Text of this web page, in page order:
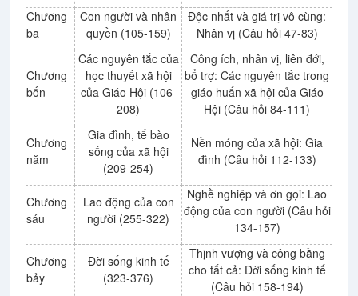
Chương
ba
Con người và nhân
quyền (105-159)
Độc nhất và giá trị vô cùng:
Nhân vị (Câu hỏi 47-83)
Chương
bốn
Các nguyên tắc của
học thuyết xã hội
của Giáo Hội (106-
208)
Công ích, nhân vị, liên đới,
bổ trợ: Các nguyên tắc trong
giáo huấn xã hội của Giáo
Hội (Câu hỏi 84-111)
Chương
năm
Gia đình, tế bào
sống của xã hội
(209-254)
Nền móng của xã hội: Gia
đình (Câu hỏi 112-133)
Chương
sáu
Lao động của con
người (255-322)
Nghề nghiệp và ơn gọi: Lao
động của con người (Câu hỏi
134-157)
Chương
bảy
Đời sống kinh tế
(323-376)
Thịnh vượng và công bằng
cho tất cả: Đời sống kinh tế
(Câu hỏi 158-194)